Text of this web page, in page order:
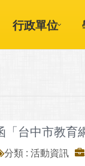
行政單位
台中市教育
分類 : 活動資訊